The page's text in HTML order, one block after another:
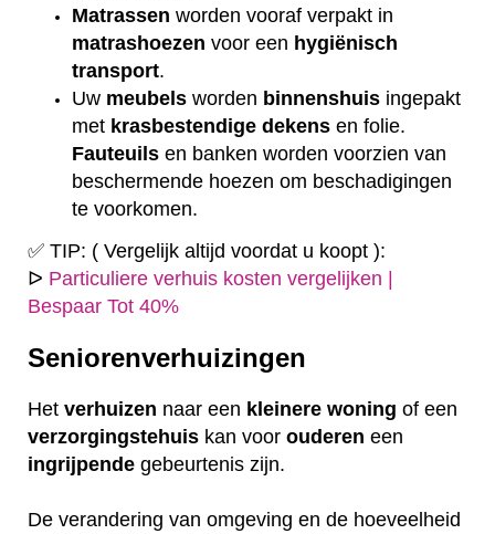
Matrassen worden vooraf verpakt in
matrashoezen voor een hygiënisch
transport.
Uw meubels worden binnenshuis ingepakt
met krasbestendige dekens en folie.
Fauteuils en banken worden voorzien van
beschermende hoezen om beschadigingen
te voorkomen.
✅ TIP: ( Vergelijk altijd voordat u koopt ):
ᐅ Particuliere verhuis kosten vergelijken |
Bespaar Tot 40%
Seniorenverhuizingen
Het verhuizen naar een kleinere woning of een
verzorgingstehuis kan voor ouderen een
ingrijpende gebeurtenis zijn.
De verandering van omgeving en de hoeveelheid